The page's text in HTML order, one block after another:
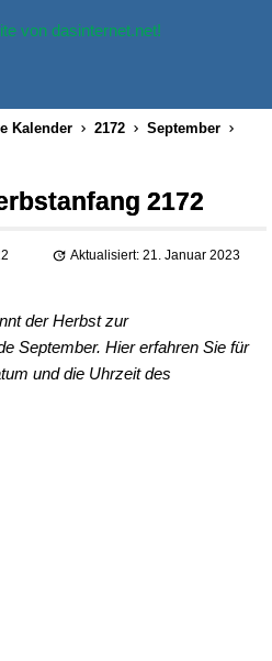
Kalender 2172
September
2172
Aktualisiert: 21. Januar 2023
der Herbst zur
September. Hier erfahren Sie für
und die Uhrzeit des